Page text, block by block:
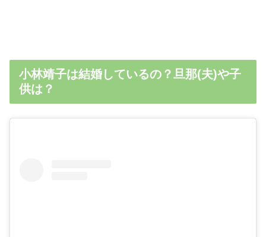
小林靖子は結婚しているの？旦那(夫)や子
供は？